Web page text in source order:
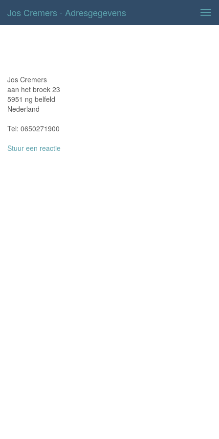
Jos Cremers - Adresgegevens
Jos Cremers
aan het broek 23
5951 ng belfeld
Nederland
Tel: 0650271900
Stuur een reactie